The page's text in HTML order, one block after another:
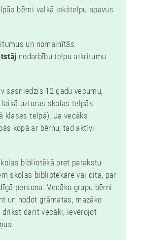
bērni valkā iekštelpu apavus
un nomainītās
nodarbību telpu atkritumu
sasniedzis 12 gadu vecumu,
uzturas skolas telpās
klases telpā). Ja vecāks
kopā ar bērnu, tad aktīvi
bibliotēkā pret parakstu
skolas bibliotekāre vai cita, par
persona. Vecāko grupu bērni
un nodot grāmatas, mazāko
drīkst darīt vecāki, ievērojot